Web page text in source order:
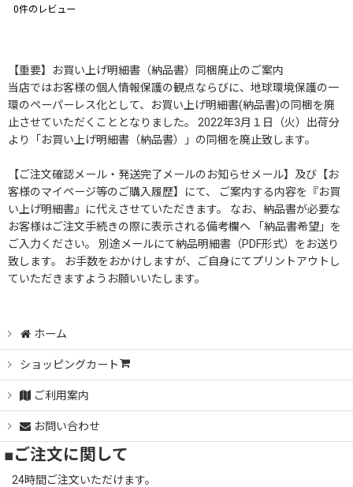
0件のレビュー
【重要】お買い上げ明細書（納品書）同梱廃止のご案内
当店ではお客様の個人情報保護の観点ならびに、地球環境保護の一
環のペーパーレス化として、お買い上げ明細書(納品書)の同梱を廃
止させていただくこととなりました。 2022年3月１日（火）出荷分
より「お買い上げ明細書（納品書）」の同梱を廃止致します。
【ご注文確認メール・発送完了メールのお知らせメール】及び【お
客様のマイページ等のご購入履歴】にて、 ご案内する内容を『お買
い上げ明細書』に代えさせていただきます。 なお、納品書が必要な
お客様はご注文手続きの際に表示される備考欄へ 「納品書希望」を
ご入力ください。 別途メールにて納品明細書（PDF形式）をお送り
致します。 お手数をおかけしますが、ご自身にてプリントアウトし
ていただきますようお願いいたします。
ホーム
ショッピングカート
ご利用案内
お問い合わせ
■ご注文に関して
24時間ご注文いただけます。